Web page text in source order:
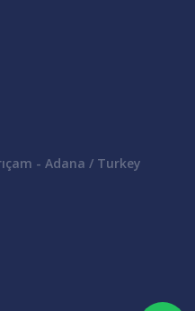
- Adana / Turkey